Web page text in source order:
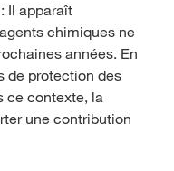
Il apparaît
chimiques ne
années. En
de protection des
ce contexte, la
une contribution